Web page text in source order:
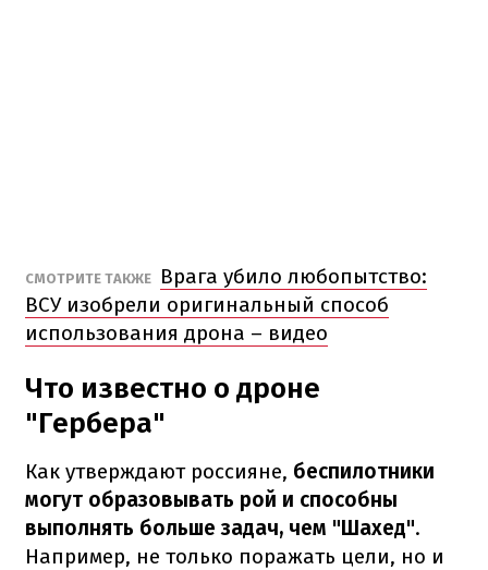
СМОТРИТЕ ТАКЖЕ
Врага убило любопытство:
ВСУ изобрели оригинальный способ
использования дрона – видео
Что известно о дроне
"Гербера"
Как утверждают россияне, беспилотники
могут образовывать рой и способны
выполнять больше задач, чем "Шахед".
Например, не только поражать цели, но и